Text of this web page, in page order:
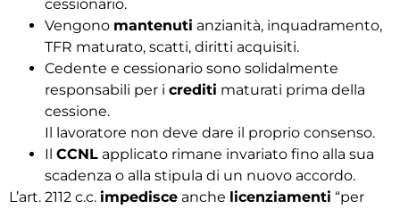
cessionario.
Vengono mantenuti anzianità, inquadramento,
TFR maturato, scatti, diritti acquisiti.
Cedente e cessionario sono solidalmente
responsabili per i crediti maturati prima della
cessione.
Il lavoratore non deve dare il proprio consenso.
Il CCNL applicato rimane invariato fino alla sua
scadenza o alla stipula di un nuovo accordo.
L’art. 2112 c.c. impedisce anche licenziamenti “per